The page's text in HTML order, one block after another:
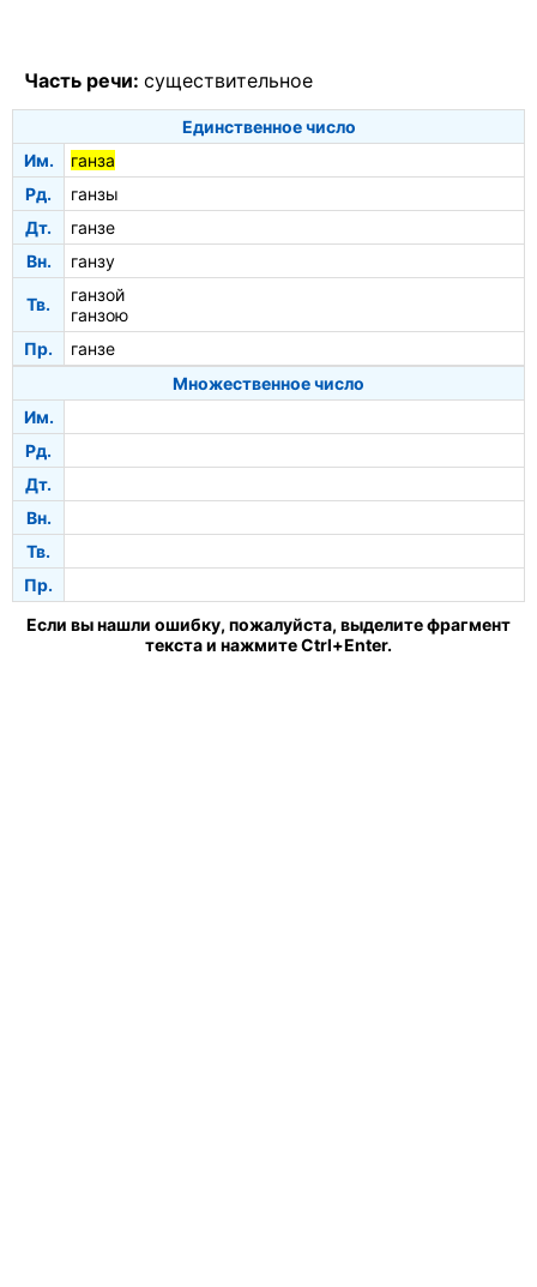
Часть речи: существительное
Единственное число
Им.
ганза
Рд.
ганзы
Дт.
ганзе
Вн.
ганзу
Тв.
ганзой
ганзою
Пр.
ганзе
Множественное число
Им.
Рд.
Дт.
Вн.
Тв.
Пр.
Если вы нашли ошибку, пожалуйста, выделите фрагмент
текста и нажмите Ctrl+Enter.